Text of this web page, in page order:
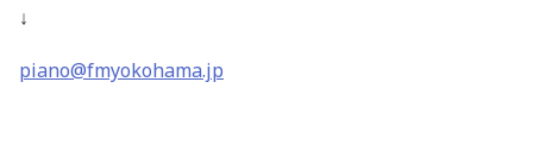
↓
piano@fmyokohama.jp